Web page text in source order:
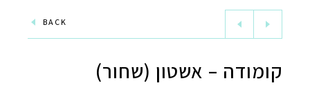
BACK
קומודה – אשטון (שחור)